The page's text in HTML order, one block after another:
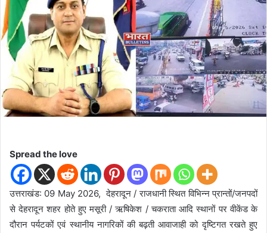
a
n
e
m
a
l
Spread the love
उत्तराखंड: 09 May 2026, देहरादून / राजधानी स्थित विभिन्न प्रान्तों/जनपदों
से देहरादून शहर होते हुए मसूरी / ऋषिकेश / चकराता आदि स्थानों पर वीकेंड के
दौरान पर्यटकों एवं स्थानीय नागरिकों की बढ़ती आवाजाही को दृष्टिगत रखते हुए